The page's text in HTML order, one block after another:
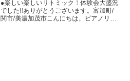
●楽しい楽しいリトミック！体験会大盛況
でした!!ありがとうございます。富加町/
関市/美濃加茂市こんにちは。ピアノリト